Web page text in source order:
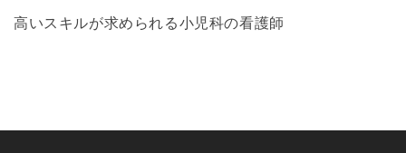
高いスキルが求められる小児科の看護師